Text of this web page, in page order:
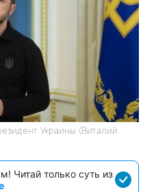
Украины (Виталий
Читай только суть из